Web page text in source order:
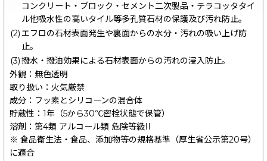
コンクリート・ブロック・セメント二次製品・テラコッタタイ
ル他吸水性の高いタイル等多孔質石材の保護及び汚れ防止。
(2)エフロの石材表面発生や裏面からの水分・汚れの吸い上げ防
止。
(3)撥水・撥油効果による石材表面からの汚れの浸入防止。
外観：無色透明
取り扱い：火気厳禁
成分：フッ素とシリコーンの混合体
貯蔵性：1年（5から30℃密栓状態で保管）
溶剤：第4類 アルコール類 危険等級II
※ 食品衛生法・食品、添加物等の規格基準（厚生省公示第20号）
に適合